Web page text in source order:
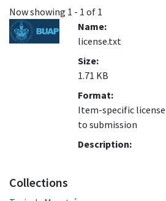
Now showing 1 - 1 of 1
Name:
license.txt
Size:
1.71 KB
Format:
Item-specific
to submission
Description:
Collections